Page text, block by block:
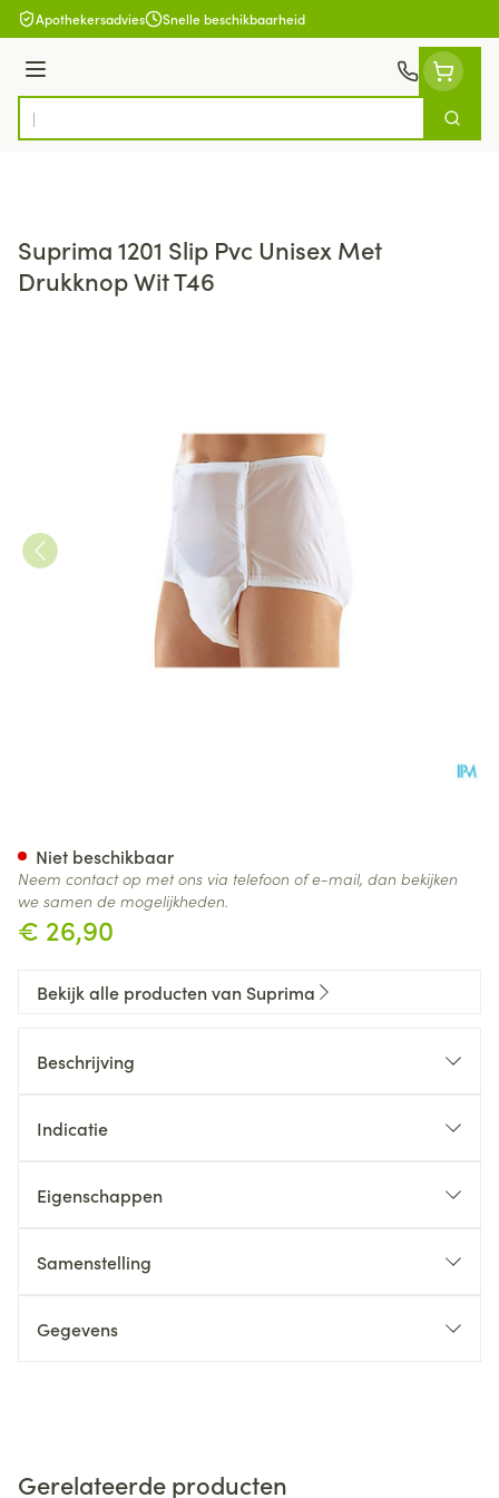
Ga naar de inhoud
Apothekersadvies Snelle beschikbaarheid
Menu
Product, merk, categorie...
Zoek
Suprima 1201 Slip Pvc Unisex Met
Drukknop Wit T46
€ 26,90
Niet beschikbaar
Neem contact op met ons via telefoon of e-mail, dan bekijken
we samen de mogelijkheden.
Bekijk alle producten van Suprima
Beschrijving
Indicatie
Eigenschappen
Samenstelling
Gegevens
Gerelateerde producten